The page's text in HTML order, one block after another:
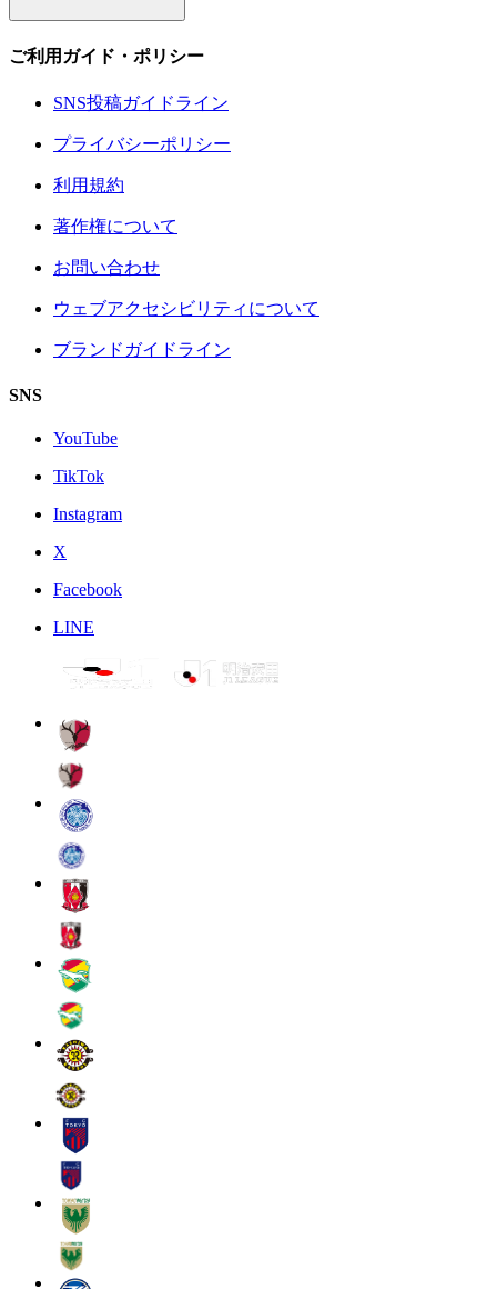
ご利用ガイド・ポリシー
SNS投稿ガイドライン
プライバシーポリシー
利用規約
著作権について
お問い合わせ
ウェブアクセシビリティについて
ブランドガイドライン
SNS
YouTube
TikTok
Instagram
X
Facebook
LINE